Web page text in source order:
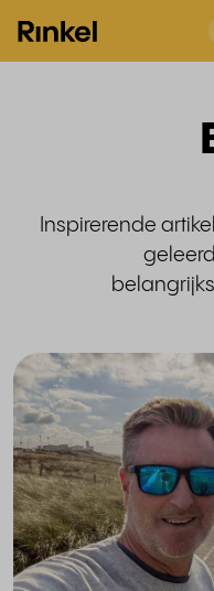
Inspirerende